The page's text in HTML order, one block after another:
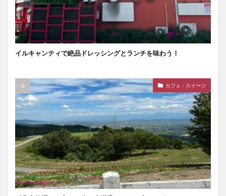
イルキャンティで絶品ドレッシングとランチを味わう！
カフェ・スイーツ